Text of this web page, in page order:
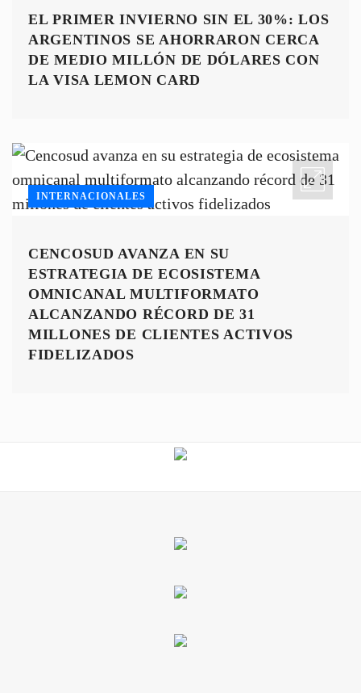
EL PRIMER INVIERNO SIN EL 30%: LOS
ARGENTINOS SE AHORRARON CERCA
DE MEDIO MILLÓN DE DÓLARES CON
LA VISA LEMON CARD
INTERNACIONALES
CENCOSUD AVANZA EN SU
ESTRATEGIA DE ECOSISTEMA
OMNICANAL MULTIFORMATO
ALCANZANDO RÉCORD DE 31
MILLONES DE CLIENTES ACTIVOS
FIDELIZADOS